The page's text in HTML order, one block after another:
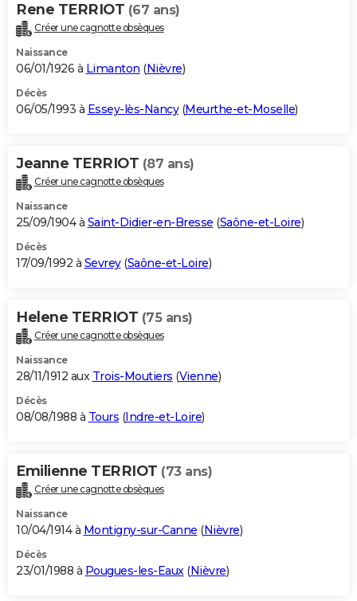
Rene TERRIOT (67 ans)
Créer une cagnotte obsèques
Naissance
06/01/1926 à Limanton (Nièvre)
Décès
06/05/1993 à Essey-lès-Nancy(Meurthe-et-Moselle)
Jeanne TERRIOT (87 ans)
Créer une cagnotte obsèques
Naissance
25/09/1904 à Saint-Didier-en-Bresse (Saône-et-Loire)
Décès
17/09/1992 à Sevrey(Saône-et-Loire)
Helene TERRIOT (75 ans)
Créer une cagnotte obsèques
Naissance
28/11/1912 aux Trois-Moutiers (Vienne)
Décès
08/08/1988 à Tours (Indre-et-Loire)
Emilienne TERRIOT (73 ans)
Créer une cagnotte obsèques
Naissance
10/04/1914 à Montigny-sur-Canne (Nièvre)
Décès
23/01/1988 à Pougues-les-Eaux(Nièvre)